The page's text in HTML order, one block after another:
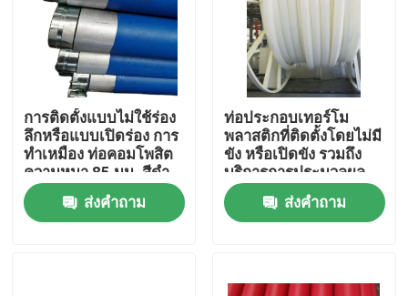
การติดตั้งแบบไม่ใช้ร่อง
ลึกหรือแบบเปิดร่อง การ
ทำเหมือง ท่อคอมโพสิต
ความหนา 85 มม. สีดำ
ทนทาน และสำหรับ
อุตสาหกรรมเหมืองแร่
ส่งคำถาม
ท่อประกอบเทอร์โม
พลาสติกที่ติดตั้งโดยไม่มี
ขัง หรือเปิดขัง รวมถึง
บริการการประมวลผล
แบบพิมพ์ เหมาะสําหรับ
การนําของเหลว
ส่งคำถาม